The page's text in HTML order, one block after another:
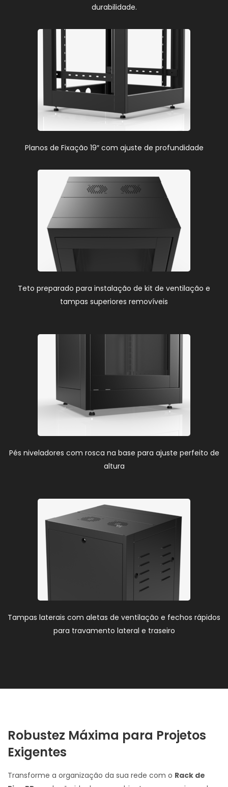
durabilidade.
Planos de Fixação 19″ com ajuste de profundidade
Teto preparado para instalação de kit de ventilação e
tampas superiores removíveis
Pés niveladores com rosca na base para ajuste perfeito de
altura
Tampas laterais com aletas de ventilação e fechos rápidos
para travamento lateral e traseiro
Robustez Máxima para Projetos
Exigentes
Transforme a organização da sua rede com o Rack de